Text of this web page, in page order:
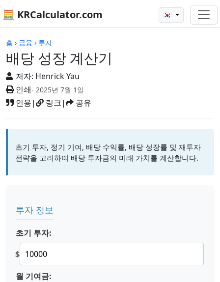
🧮 KRCalculator.com 🇰🇷
홈 › 금융 › 투자
배당 성장 계산기
저자: Henrick Yau
인쇄- 2025년 7월 1일
인용| 링크| 공유
계산기
초기 투자, 정기 기여, 배당 수익률, 배당 성장률 및 재투자
전략을 고려하여 배당 투자금의 미래 가치를 계산합니다.
투자 정보
초기 투자:
$
월 기여금: